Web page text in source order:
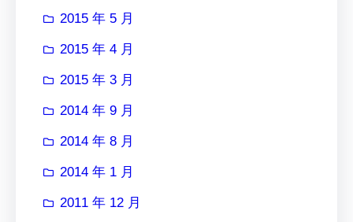
2015 年 5 月
2015 年 4 月
2015 年 3 月
2014 年 9 月
2014 年 8 月
2014 年 1 月
2011 年 12 月